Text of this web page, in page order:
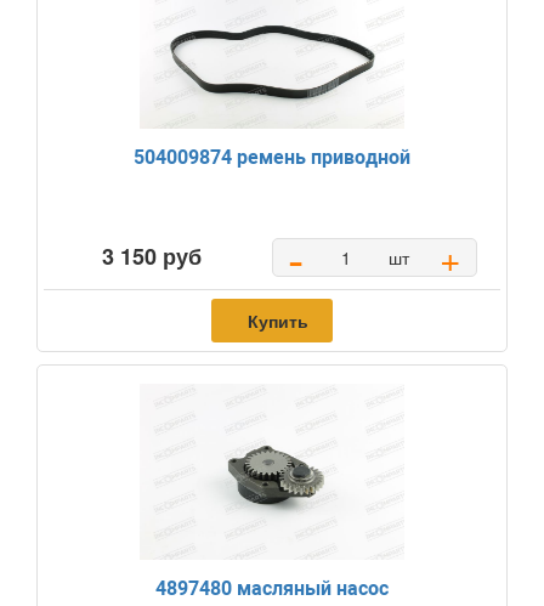
504009874 ремень приводной
3 150 руб - шт +
Купить
4897480 масляный насос